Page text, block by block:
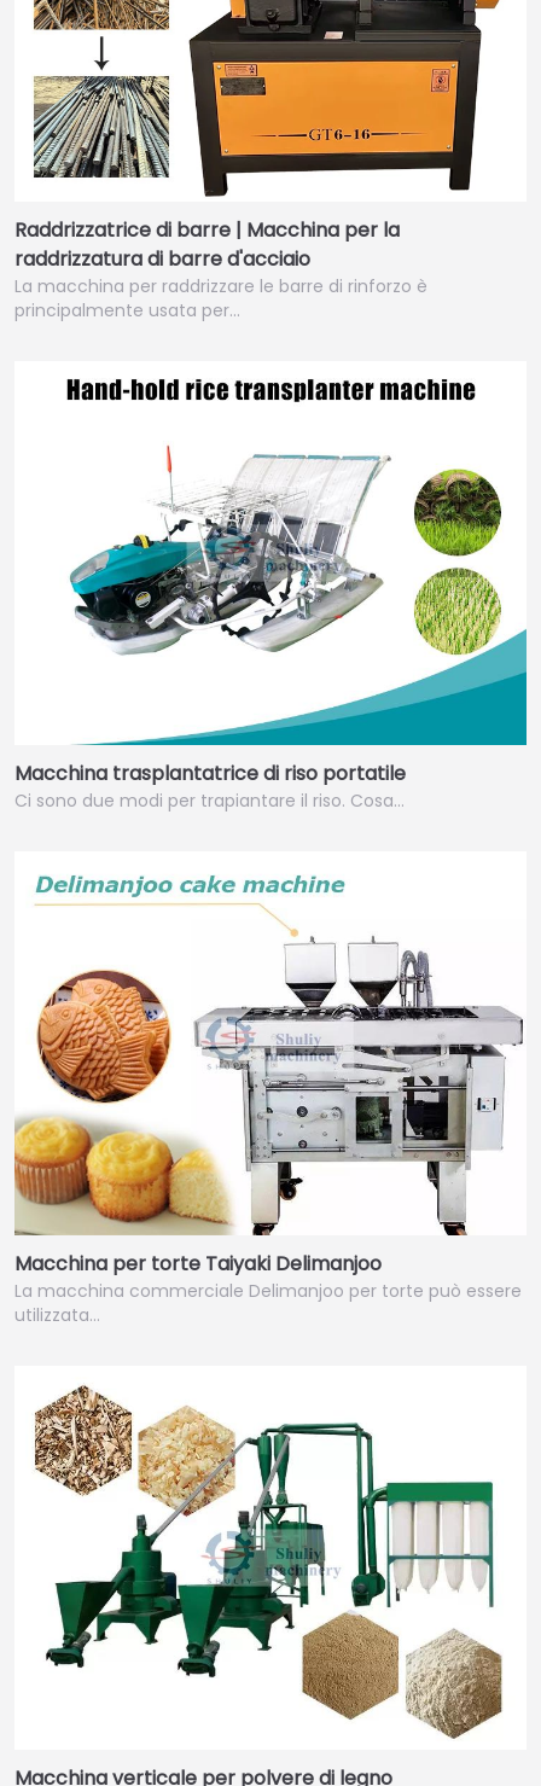
Raddrizzatrice di barre | Macchina per la
raddrizzatura di barre d'acciaio
La macchina per raddrizzare le barre di rinforzo è
principalmente usata per…
Macchina trasplantatrice di riso portatile
Ci sono due modi per trapiantare il riso. Cosa…
Macchina per torte Taiyaki Delimanjoo
La macchina commerciale Delimanjoo per torte può essere
utilizzata…
Macchina verticale per polvere di legno